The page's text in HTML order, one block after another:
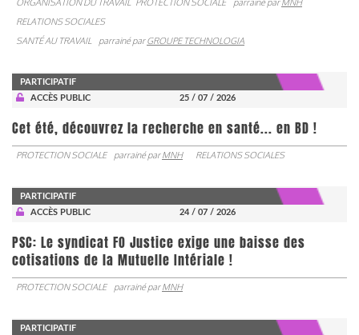
ORGANISATION DU TRAVAIL PROTECTION SOCIALE parrainé parMNH
RELATIONS SOCIALES
SANTÉ AU TRAVAIL
parrainé parGROUPE TECHNOLOGIA
PARTICIPATIF
ACCÈS PUBLIC
25 / 07 / 2026
Cet été, découvrez la recherche en santé... en BD !
PROTECTION SOCIALE parrainé parMNH RELATIONS SOCIALES
PARTICIPATIF
ACCÈS PUBLIC
24 / 07 / 2026
PSC: Le syndicat FO Justice exige une baisse des
cotisations de la Mutuelle Intériale !
PROTECTION SOCIALE parrainé parMNH
PARTICIPATIF